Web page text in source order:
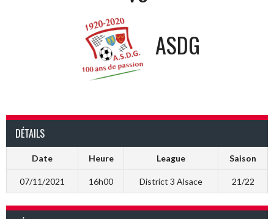
ASDG
DÉTAILS
Date Heure League Saison
07/11/2021 16h00 District 3 Alsace 21/22